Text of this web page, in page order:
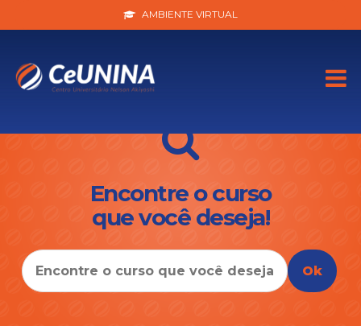
AMBIENTE VIRTUAL
You cancreate designfor this archive page in the Live Composer.WP
Encontre o curso
que você deseja!
Ok